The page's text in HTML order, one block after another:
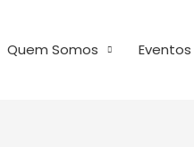
Quem Somos Eventos